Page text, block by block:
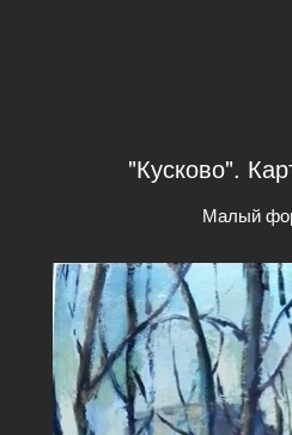
"Кусково".
Малый